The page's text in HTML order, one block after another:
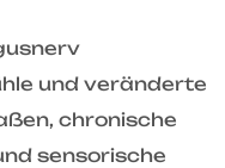
und veränderte
chronische
sensorische